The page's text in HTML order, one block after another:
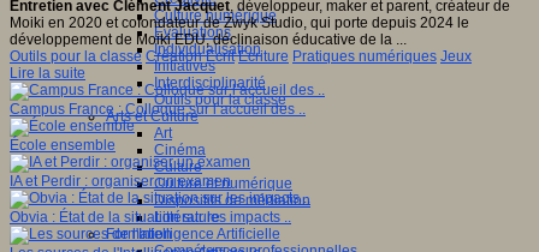
Culture numérique
Evaluations
Individualisation
Initiatives
Interdisciplinarité
Outils pour la classe
Arts et Culture
Art
Cinéma
Culture
Culture et numérique
Dispositifs de médiation
Littérature
Formation
Entretien avec Clément Jacquet, développeur, maker et parent, créateur de
Moiki en 2020 et cofondateur de Zwyk Studio, qui porte depuis 2024 le
développement de Moiki EDU, déclinaison éducative de la ...
Outils pour la classe Création Ecrit Ecriture Pratiques numériques Jeux
Lire la suite
Campus France : Colloque sur l’accueil des ..
École ensemble
IA et Perdir : organiser un examen
Obvia : État de la situation sur les impacts ..